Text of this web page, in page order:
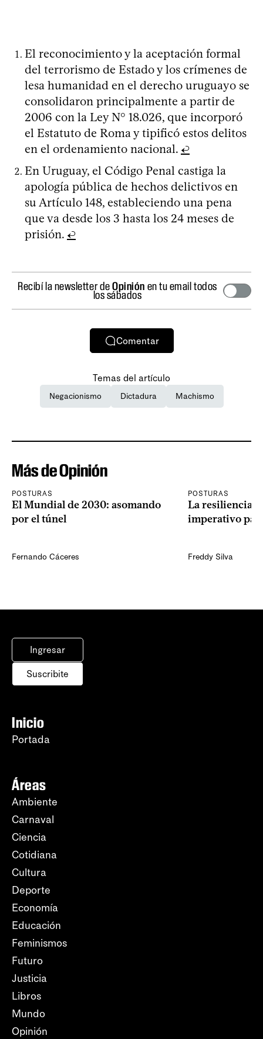
El reconocimiento y la aceptación formal
del terrorismo de Estado y los crímenes de
lesa humanidad en el derecho uruguayo se
consolidaron principalmente a partir de
2006 con la Ley N° 18.026, que incorporó
el Estatuto de Roma y tipificó estos delitos
en el ordenamiento nacional. ↩
En Uruguay, el Código Penal castiga la
apología pública de hechos delictivos en
su Artículo 148, estableciendo una pena
que va desde los 3 hasta los 24 meses de
prisión. ↩
Recibí la newsletter deOpinión en tu email todos
los sábados
Comentar
Temas del artículo
Negacionismo Dictadura Machismo
Más de Opinión
POSTURAS
El Mundial de 2030: asomando
por el túnel
Fernando Cáceres
POSTURAS
La resiliencia
imperativo
Freddy Silva
Ingresar
Suscribite
Inicio
Portada
Áreas
Ambiente
Carnaval
Ciencia
Cotidiana
Cultura
Deporte
Economía
Educación
Feminismos
Futuro
Justicia
Libros
Mundo
Opinión